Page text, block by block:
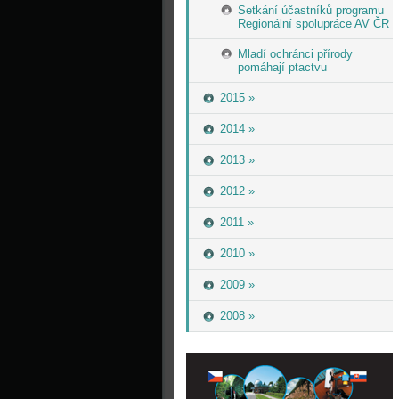
Setkání účastníků programu
Regionální spolupráce AV ČR
Mladí ochránci přírody
pomáhají ptactvu
2015 »
2014 »
2013 »
2012 »
2011 »
2010 »
2009 »
2008 »